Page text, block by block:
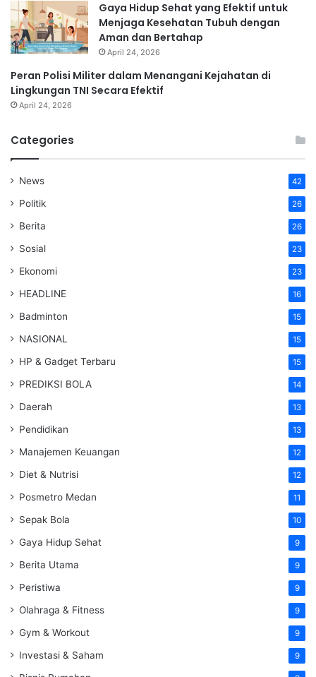
Gaya Hidup Sehat yang Efektif untuk
Menjaga Kesehatan Tubuh dengan
Aman dan Bertahap
April 24, 2026
Peran Polisi Militer dalam Menangani Kejahatan di
Lingkungan TNI Secara Efektif
April 24, 2026
Categories
News 42
Politik 26
Berita 26
Sosial 23
Ekonomi 23
HEADLINE 16
Badminton 15
NASIONAL 15
HP & Gadget Terbaru 15
PREDIKSI BOLA 14
Daerah 13
Pendidikan 13
Manajemen Keuangan 12
Diet & Nutrisi 12
Posmetro Medan 11
Sepak Bola 10
Gaya Hidup Sehat 9
Berita Utama 9
Peristiwa 9
Olahraga & Fitness 9
Gym & Workout 9
Investasi & Saham 9